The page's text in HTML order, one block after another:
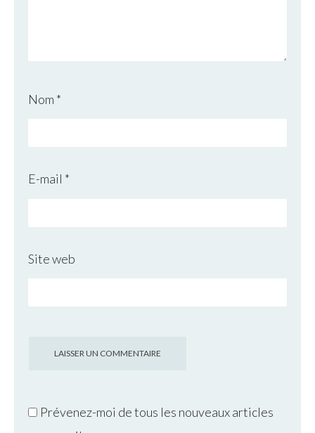
Nom *
E-mail *
Site web
Prévenez-moi de tous les nouveaux articles